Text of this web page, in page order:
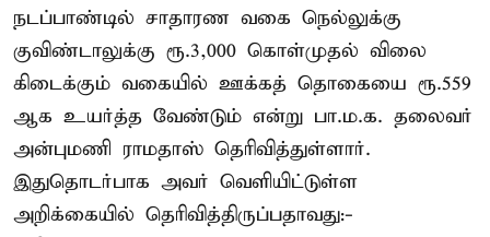
நடப்பாண்டில் சாதாரண வகை நெல்லுக்கு
குவிண்டாலுக்கு ரூ.3,000 கொள்முதல் விலை
கிடைக்கும் வகையில் ஊக்கத் தொகையை ரூ.559
ஆக உயர்த்த வேண்டும் என்று பா.ம.க. தலைவர்
அன்புமணி ராமதாஸ் தெரிவித்துள்ளார்.
இதுதொடர்பாக அவர் வெளியிட்டுள்ள
அறிக்கையில் தெரிவித்திருப்பதாவது:-